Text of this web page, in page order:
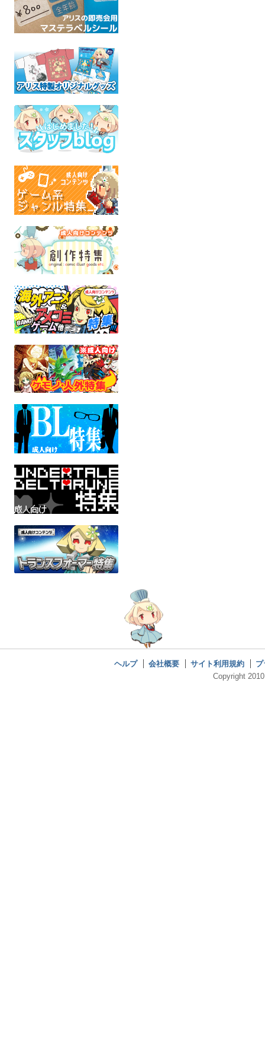
ヘルプ 会社概要 サイト利用規約
Copyright